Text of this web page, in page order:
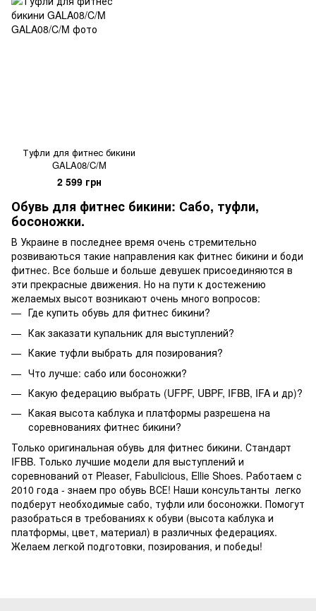
Туфли для фитнес бикини
GALA08/C/M
2 599 грн
Обувь для фитнес бикини: Сабо, туфли,
босоножки.
В Украине в последнее время очень стремительно
розвиваються такие направления как фитнес бикини и боди
фитнес. Все больше и больше девушек присоединяются в
эти прекрасные движения. Но на пути к достежению
желаемых высот возникают очень много вопросов:
Где купить обувь для фитнес бикини?
Как заказати купальник для выступлений?
Какие туфли выбрать для позирования?
Что лучше: сабо или босоножки?
Какую федерацию выбрать (UFPF, UBPF, IFBB, IFA и др)?
Какая высота каблука и платформы разрешена на
соревнованиях фитнес бикини?
Только оригинальная обувь для фитнес бикини. Стандарт
IFBB. Только лучшие модели для выступлений и
соревнований от Pleaser, Fabulicious, Ellie Shoes. Работаем с
2010 года - знаем про обувь ВСЕ! Наши консультанты легко
подберут необходимые сабо, туфли или босоножки. Помогут
разобраться в требованиях к обуви (высота каблука и
платформы, цвет, материал) в различных федерациях.
Желаем легкой подготовки, позирования, и победы!